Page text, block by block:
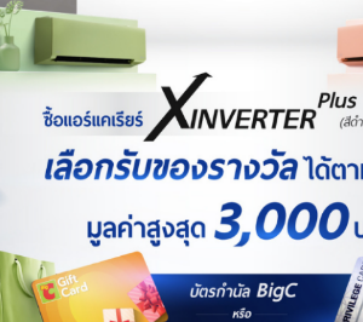
ร์มาลดีไฮด์ และฝุ่นละเอียดได้ดี เหมาะกับห้องที่มี